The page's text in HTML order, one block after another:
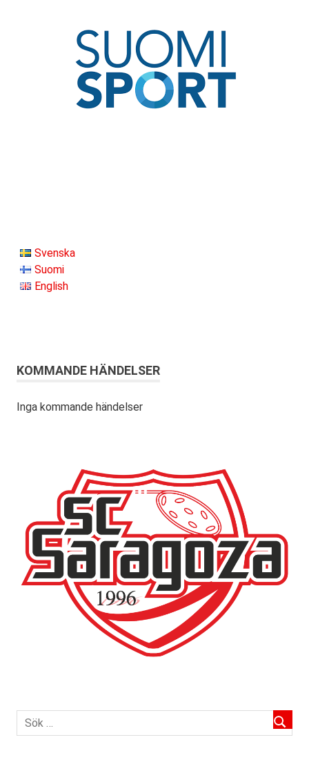
Svenska
Suomi
English
KOMMANDE HÄNDELSER
Inga kommande händelser